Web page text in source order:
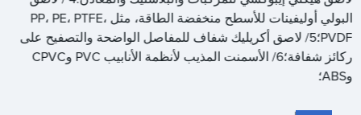
البولي أوليفينات للأسطح منخفضة الطاقة، مثل PP، PE، PTFE،
PVDF؛5/ لاصق أكريليك شفاف للمفاصل الواضحة والتصفيح على
ركائز شفافة؛6/ الأسمنت المذيب لأنظمة الأنابيب PVC وCPVC
وABS؛